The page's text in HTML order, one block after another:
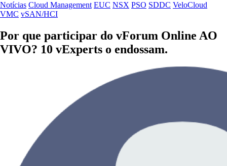
Notícias Cloud Management EUC NSX PSO SDDC VeloCloud
VMC vSAN/HCI
Por que participar do vForum Online AO
VIVO? 10 vExperts o endossam.